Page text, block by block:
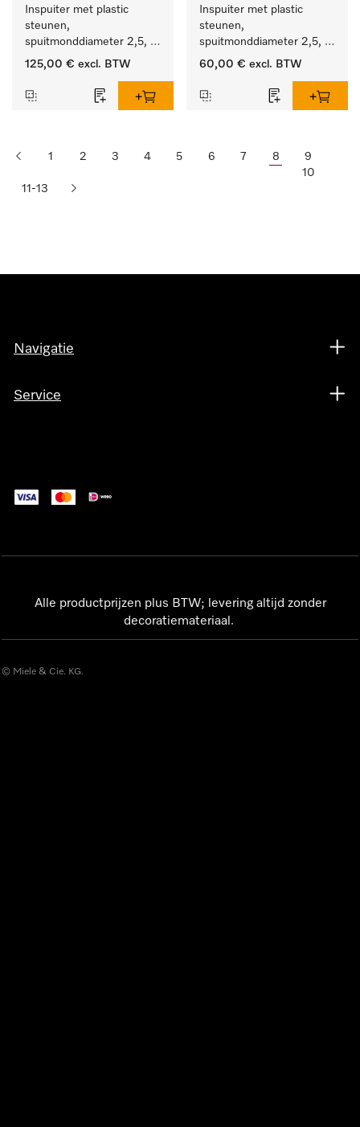
Inspuiter met plastic
steunen,
spuitmonddiameter 2,5,
lengte 125 mm, 10 stuks.
125,00 € excl. BTW
Inspuiter met plastic
steunen,
spuitmonddiameter 2,5,
lengte 125 mm, 5 stuks.
60,00 € excl. BTW
1 2 3 4 5 6 7 8
9
10
11-13
Navigatie
Service
Alle productprijzen plus BTW; levering altijd zonder
decoratiemateriaal.
© Miele & Cie. KG.